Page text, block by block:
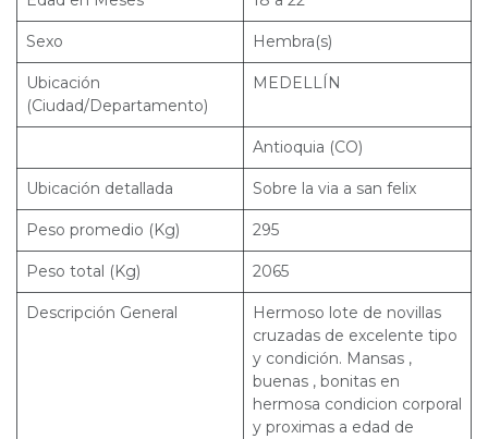
Sexo Hembra(s)
Ubicación
(Ciudad/Departamento)
MEDELLÍN
Antioquia (CO)
Ubicación detallada Sobre la via a san felix
Peso promedio (Kg) 295
Peso total (Kg) 2065
Descripción General
Hermoso lote de novillas
cruzadas de excelente tipo
y condición. Mansas ,
buenas , bonitas en
hermosa condicion corporal
y proximas a edad de